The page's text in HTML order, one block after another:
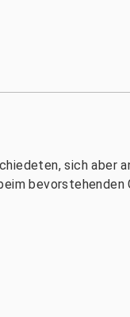
sich aber
bevorstehenden